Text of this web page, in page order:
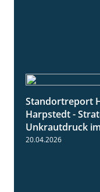
Standortreport
Harpstedt -
Unkrautdruck
20.04.2026